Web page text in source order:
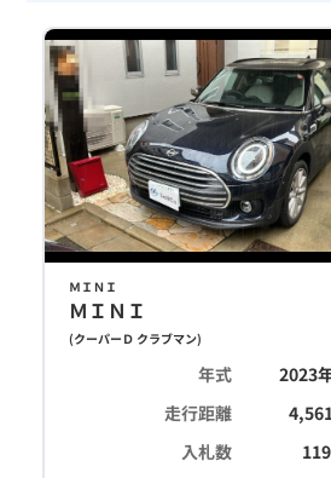
ＭＩＮＩ
ＭＩＮＩ
(クーパーＤ クラブマン)
年式
2023
走行距離
入札数
119